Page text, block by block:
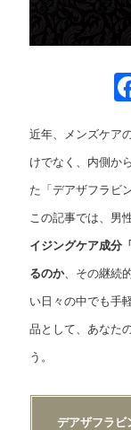
近年、メンズケア
けでなく、内側か
た「デアザフラビ
この記事では、男
イジングケア成分
るのか、その継続
い日々の中でも手
品として、あなた
う。
デアザフラビ